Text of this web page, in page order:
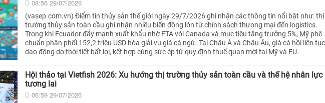
08:56 29/07/2026
(vasep.com.vn) Điểm tin thủy sản thế giới ngày 29/7/2026 ghi nhận các thông tin nổi bật như: thị
trường thủy sản toàn cầu ghi nhận nhiều biến động lớn từ chính sách thương mại đến logistics.
Trong khi Ecuador đẩy mạnh xuất khẩu nhờ FTA với Canada và mục tiêu tăng trưởng 5%, Mỹ phê
chuẩn phân phối 152,2 triệu USD hòa giải vụ giá cá ngừ. Tại Châu Á và Châu Âu, giá cá hồi liên tục
dao động do thời tiết bất lợi, kết hợp cùng sức ép từ quy định thuế quan mới tại Mỹ và EU.
Hội thảo tại Vietfish 2026: Xu hướng thị trường thủy sản toàn cầu và thế hệ nhân lực
tương lai
06:59 29/07/2026